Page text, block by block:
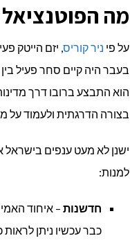
מה
על פי ניר קוריס, יזם הייטק
בעבר היה קיים סחר פעיל
הוא התבצע ברובו דרך
בצורה הדרגתית ולעמוד על
ישנן לא מעט ענפים בישראל
למנות:
חדשנות – איחוד
כבר עכשיו ניתן לראות